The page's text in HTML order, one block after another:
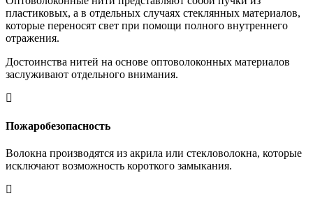
пластиковых, а в отдельных случаях стеклянных материалов,
которые переносят свет при помощи полного внутреннего
отражения.
Достоинства нитей на основе оптоволоконных материалов
заслуживают отдельного внимания.
Пожаробезопасность
Волокна производятся из акрила или стекловолокна, которые
исключают возможность короткого замыкания.